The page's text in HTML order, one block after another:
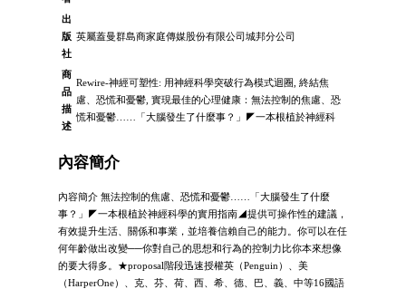
出
版
社
英屬蓋曼群島商家庭傳媒股份有限公司城邦分公司
商
品
描
述
Rewire-神經可塑性: 用神經科學突破行為模式迴圈, 終結焦
慮、恐慌和憂鬱, 實現最佳的心理健康：無法控制的焦慮、恐
慌和憂鬱……「大腦發生了什麼事？」◤一本根植於神經科
內容簡介
內容簡介 無法控制的焦慮、恐慌和憂鬱……「大腦發生了什麼
事？」◤一本根植於神經科學的實用指南◢提供可操作性的建議，
有效提升生活、關係和事業，並培養信賴自己的能力。你可以在任
何年齡做出改變──你對自己的思想和行為的控制力比你本來想像
的要大得多。★proposal階段迅速授權英（Penguin）、美
（HarperOne）、克、芬、荷、西、希、德、巴、義、中等16國語